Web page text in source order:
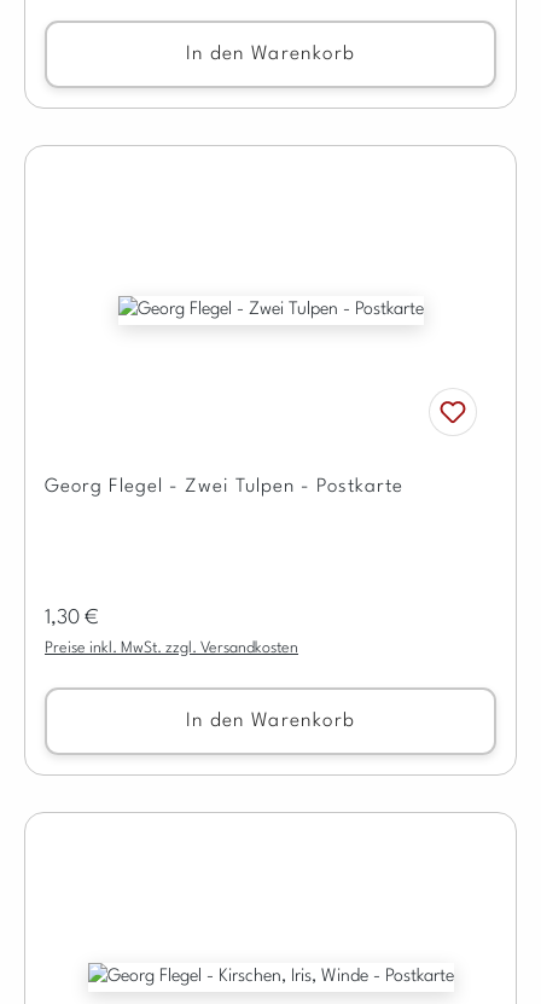
In den Warenkorb
Georg Flegel - Zwei Tulpen - Postkarte
Regulärer Preis:
1,30 €
Preise inkl. MwSt. zzgl. Versandkosten
In den Warenkorb